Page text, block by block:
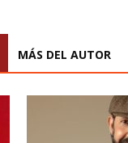
MÁS DEL AUTOR